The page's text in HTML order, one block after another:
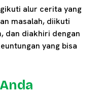
alur cerita yang
masalah, diikuti
dan diakhiri dengan
yang bisa